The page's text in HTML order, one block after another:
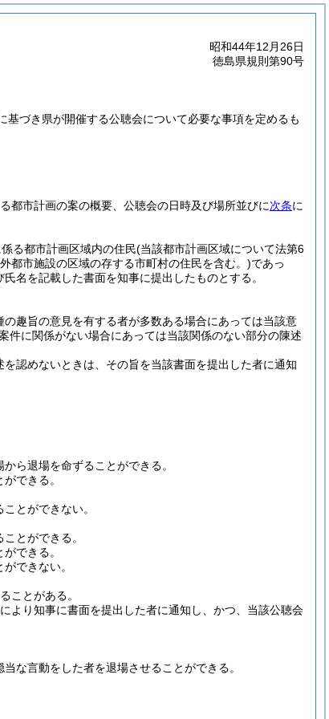
昭和44年12月26日
徳島県規則第90号
基づき県が開催する公聴会について必要な事項を定めるも
都市計画の案の概要、公聴会の日時及び場所並びに次条に
る都市計画区域内の住民(当該都市計画区域について法第6
都市施設の区域の存する市町村の住民を含む。)であっ
名を記載した書面を知事に提出したものとする。
趣旨の意見を有する者が多数ある場合にあっては当該意
件に関係がない場合にあっては当該関係のない部分の陳述
認めないときは、その旨を当該書面を提出した者に通知
ら退場を命ずることができる。
できる。
とができない。
とができる。
できる。
できない。
ことがある。
より知事に書面を提出した者に通知し、かつ、当該公聴会
な言動をした者を退場させることができる。